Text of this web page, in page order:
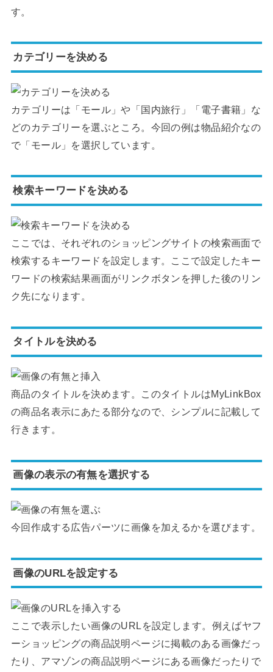
す。
カテゴリーを決める
カテゴリーは「モール」や「国内旅行」「電子書籍」な
どのカテゴリーを選ぶところ。今回の例は物品紹介なの
で「モール」を選択しています。
検索キーワードを決める
ここでは、それぞれのショッピングサイトの検索画面で
検索するキーワードを設定します。ここで設定したキー
ワードの検索結果画面がリンクボタンを押した後のリン
ク先になります。
タイトルを決める
商品のタイトルを決めます。このタイトルはMyLinkBox
の商品名表示にあたる部分なので、シンプルに記載して
行きます。
画像の表示の有無を選択する
今回作成する広告パーツに画像を加えるかを選びます。
画像のURLを設定する
ここで表示したい画像のURLを設定します。例えばヤフ
ーショッピングの商品説明ページに掲載のある画像だっ
たり、アマゾンの商品説明ページにある画像だったりで